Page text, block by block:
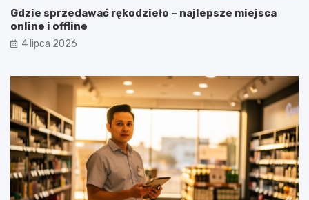
Gdzie sprzedawać rękodzieło – najlepsze miejsca
online i offline
4 lipca 2026